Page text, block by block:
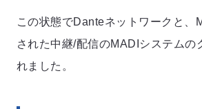
この状態でDanteネットワークと、
された中継/配信のMADIシステムの
れました。